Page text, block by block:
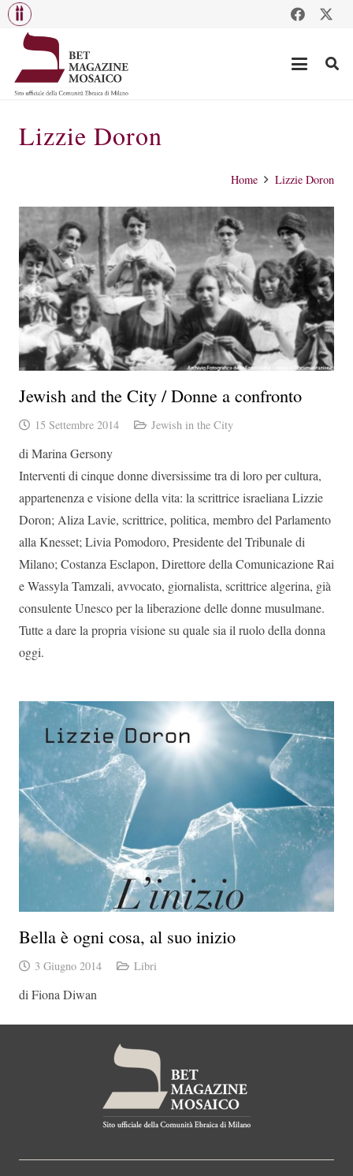
Lizzie Doron
Home Lizzie Doron
Jewish and the City / Donne a confronto
15 Settembre 2014 Jewish in the City
di Marina Gersony
Interventi di cinque donne diversissime tra di loro per cultura,
appartenenza e visione della vita: la scrittrice israeliana Lizzie
Doron; Aliza Lavie, scrittrice, politica, membro del Parlamento
alla Knesset; Livia Pomodoro, Presidente del Tribunale di
Milano; Costanza Esclapon, Direttore della Comunicazione Rai
e Wassyla Tamzali, avvocato, giornalista, scrittrice algerina, già
consulente Unesco per la liberazione delle donne musulmane.
Tutte a dare la propria visione su quale sia il ruolo della donna
oggi.
Bella è ogni cosa, al suo inizio
3 Giugno 2014 Libri
di Fiona Diwan